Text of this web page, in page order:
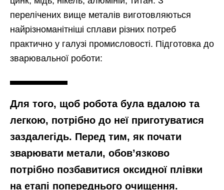
перелічених вище металів виготовляються
найрізноманітніші сплави різних потреб
практично у галузі промисловості. Підготовка до
зварювальної роботи:
Для того, щоб робота була вдалою та
легкою, потрібно до неї приготуватися
заздалегідь. Перед тим, як почати
зварювати метали, обов’язково
потрібно позбавитися оксидної плівки
на етапі попереднього очищення.